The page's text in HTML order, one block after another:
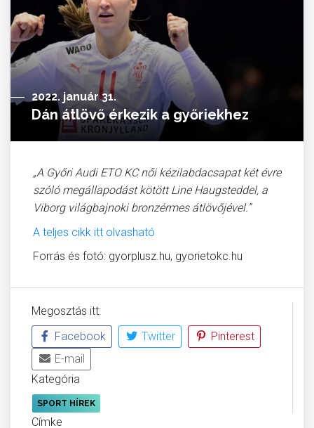
2022. január 31.
Dán átlövő érkezik a győriekhez
„A Győri Audi ETO KC női kézilabdacsapat két évre
szóló megállapodást kötött Line Haugsteddel, a
Viborg világbajnoki bronzérmes átlövőjével.”
A teljes cikk itt olvasható
Forrás és fotó: gyorplusz.hu, gyorietokc.hu
Megosztás itt:
Facebook
Twitter
Pinterest
E-mail
Kategória
SPORT HÍREK
Címke